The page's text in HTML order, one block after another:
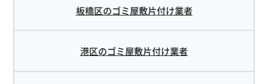
板橋区のゴミ屋敷片付け業者
港区のゴミ屋敷片付け業者